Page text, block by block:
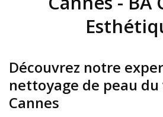
Découvrez notre
nettoyage de peau du
Cannes